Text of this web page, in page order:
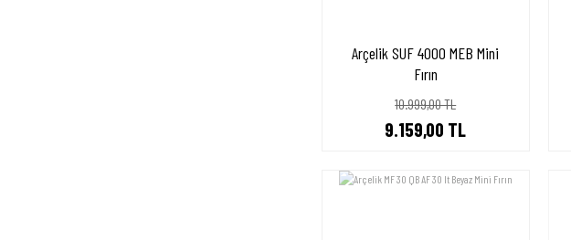
Arçelik SUF 4000 MEB Mini
Fırın
10.999,00 TL
9.159,00 TL